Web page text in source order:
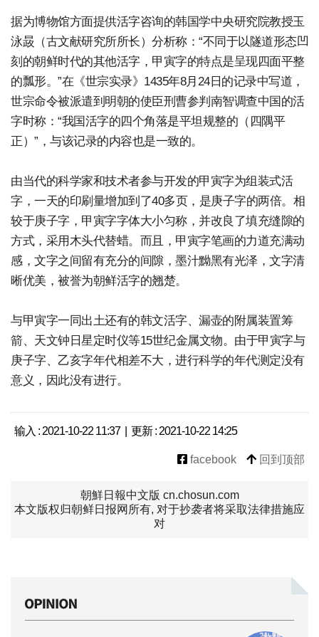
据为博物馆方面提供活字咨询的韩国学中央研究院教授玉
泳晸（古文献研究所所长）分析称：“不同于以隧道形态凹
刻的朝鲜时代的其他活字，甲寅字的特点是呈现四面平整
的瓢形。”在《世宗实录》1435年8月24日的记录中写道，
世宗命令被派遣到明朝的使臣刑曹参判南智调查中国的活
字时称：“我国活字的四个角落是平坦规整的（四隅平
正）”，与该记录的内容也是一致的。
由当代的科学家和技术者参与开发的甲寅字为组装式活
字，一天的印刷量增加到了40多页，是庚子字的两倍。相
较于庚子字，甲寅字字体大小匀称，并改良了填充缝隙的
方式，采用木头代替蜡。而且，甲寅字笔画的力道充满动
感，文字之间留有充分的间隙，墨汁黝黑有光泽，文字清
晰优美，被誉为朝鲜活字的翘楚。
与甲寅字一同出土还有的韩文活字、漏壶的附属装置筹
箭、天文钟日星定时仪等15世纪金属文物。由于甲寅字与
庚子字、乙亥字年代相差不大，进行科学的年代测定没有
意义，因此没有进行。
输入 : 2021-10-22 11:37 | 更新 : 2021-10-22 14:25
facebook 回到顶部
朝鮮日報中文版 cn.chosun.com
本文版权归朝鲜日报网所有, 对于抄袭者将采取法律措施应
对